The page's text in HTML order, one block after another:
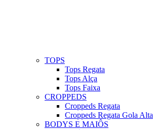
TOPS
Tops Regata
Tops Alça
Tops Faixa
CROPPEDS
Croppeds Regata
Croppeds Regata Gola Alta
BODYS E MAIÔS